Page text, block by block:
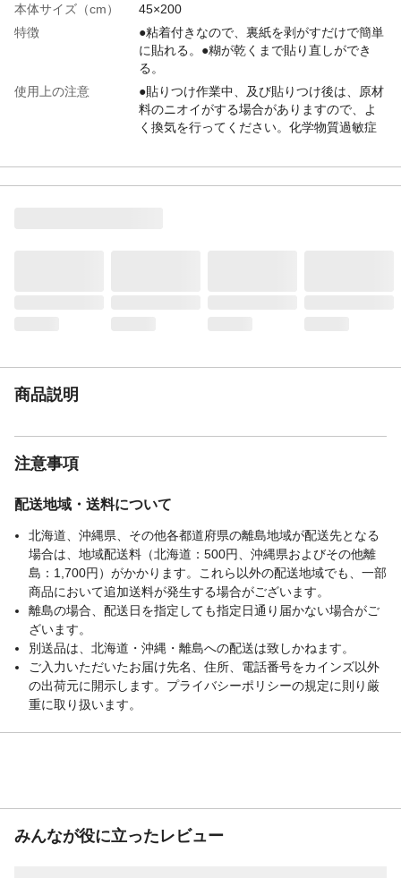
本体サイズ（cm）
45×200
特徴
●粘着付きなので、裏紙を剥がすだけで簡単
に貼れる。●糊が乾くまで貼り直しができ
る。
使用上の注意
●貼りつけ作業中、及び貼りつけ後は、原材
料のニオイがする場合がありますので、よ
く換気を行ってください。化学物質過敏症
商品説明
注意事項
配送地域・送料について
北海道、沖縄県、その他各都道府県の離島地域が配送先となる
場合は、地域配送料（北海道：500円、沖縄県およびその他離
島：1,700円）がかかります。これら以外の配送地域でも、一部
商品において追加送料が発生する場合がございます。
離島の場合、配送日を指定しても指定日通り届かない場合がご
ざいます。
別送品は、北海道・沖縄・離島への配送は致しかねます。
ご入力いただいたお届け先名、住所、電話番号をカインズ以外
の出荷元に開示します。プライバシーポリシーの規定に則り厳
重に取り扱います。
みんなが役に立ったレビュー